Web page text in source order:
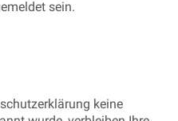
sein.
keine